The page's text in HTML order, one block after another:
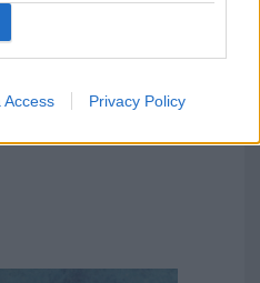
Access Privacy Policy